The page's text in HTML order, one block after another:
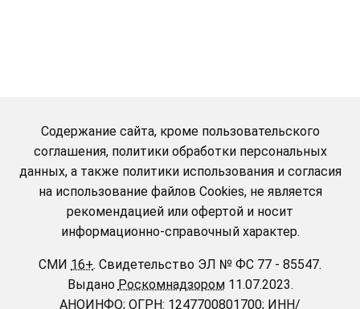
Содержание сайта, кроме пользовательского
соглашения, политики обработки персональных
данных, а также политики использования и согласия
на использование файлов Cookies, не является
рекомендацией или офертой и носит
информационно-справочный характер.
СМИ 16+. Свидетельство ЭЛ № ФС 77 - 85547.
Выдано Роскомнадзором11.07.2023.
АНОИНФО; ОГРН: 1247700801700; ИНН/